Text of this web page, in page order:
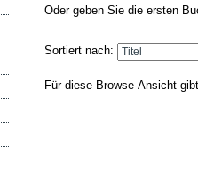
Oder geben Sie die ersten
Sortiert nach:
Für diese Browse-Ansicht